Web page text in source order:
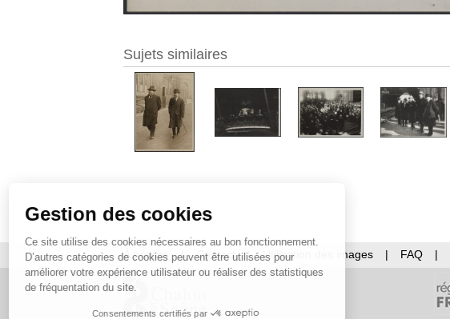
Sujets similaires
À propos | Contact | Utilisation des images | FAQ |
Gestion des cookies
Ce site utilise des cookies nécessaires au bon fonctionnement.
D’autres catégories de cookies peuvent être utilisées pour
améliorer votre expérience utilisateur ou réaliser des statistiques
de fréquentation du site.
Consentements certifiés par